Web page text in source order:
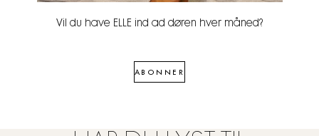
Vil du have ELLE ind ad døren hver måned?
ABONNER